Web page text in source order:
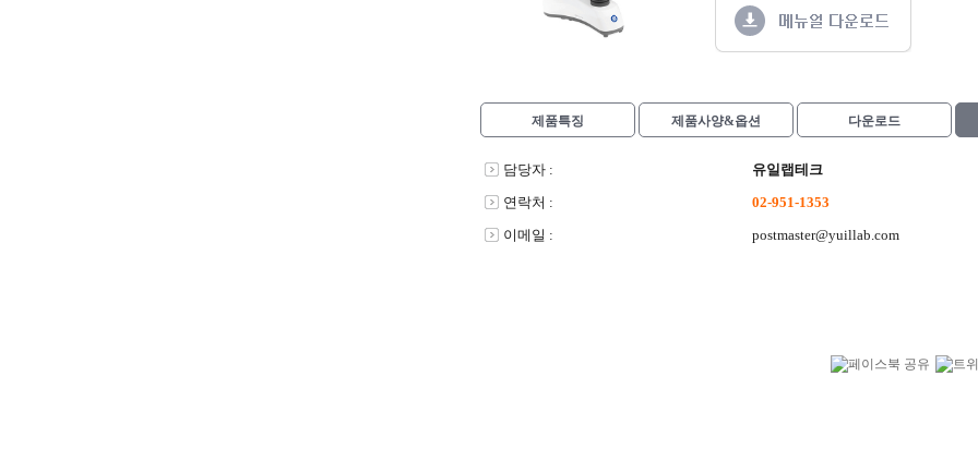
제품특징 제품사양&옵션 다운로드
담당자 :
유일랩테크
연락처 :
02-951-1353
이메일 :
postmaster@yuillab.com